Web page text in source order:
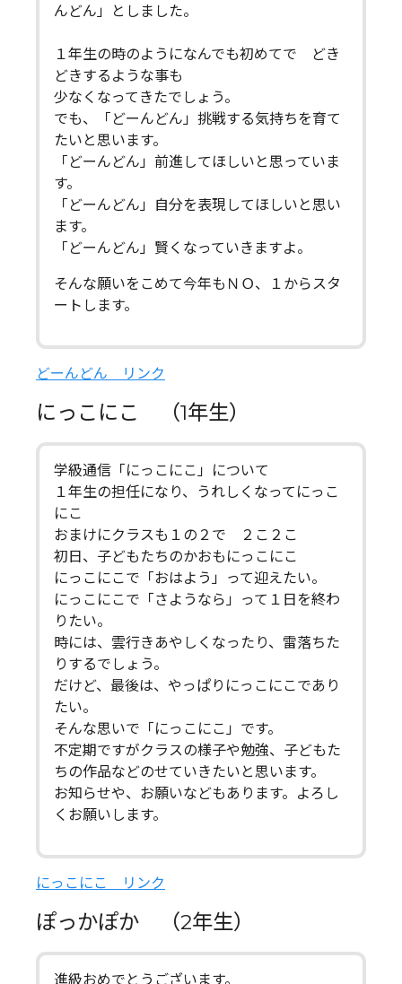
んどん」としました。
１年生の時のようになんでも初めてで どき
どきするような事も
少なくなってきたでしょう。
でも、「どーんどん」挑戦する気持ちを育て
たいと思います。
「どーんどん」前進してほしいと思っていま
す。
「どーんどん」自分を表現してほしいと思い
ます。
「どーんどん」賢くなっていきますよ。
そんな願いをこめて今年もＮＯ、１からスタ
ートします。
どーんどん リンク
にっこにこ （1年生）
学級通信「にっこにこ」について
１年生の担任になり、うれしくなってにっこ
にこ
おまけにクラスも１の２で ２こ２こ
初日、子どもたちのかおもにっこにこ
にっこにこで「おはよう」って迎えたい。
にっこにこで「さようなら」って１日を終わ
りたい。
時には、雲行きあやしくなったり、雷落ちた
りするでしょう。
だけど、最後は、やっぱりにっこにこであり
たい。
そんな思いで「にっこにこ」です。
不定期ですがクラスの様子や勉強、子どもた
ちの作品などのせていきたいと思います。
お知らせや、お願いなどもあります。よろし
くお願いします。
にっこにこ リンク
ぽっかぽか （2年生）
進級おめでとうございます。